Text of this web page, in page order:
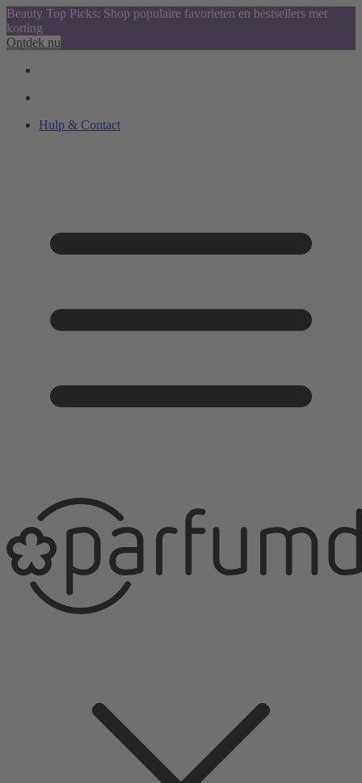
Beauty Top Picks: Shop populaire favorieten en bestsellers met
korting
Ontdek nu
Hulp & Contact